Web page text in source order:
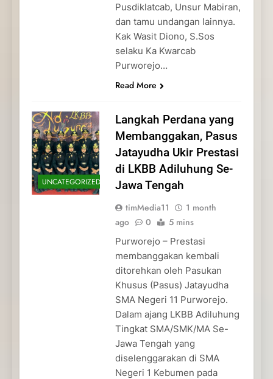
Pusdiklatcab, Unsur Mabiran,
dan tamu undangan lainnya.
Kak Wasit Diono, S.Sos
selaku Ka Kwarcab
Purworejo…
Read More
UNCATEGORIZED
Langkah Perdana yang
Membanggakan, Pasus
Jatayudha Ukir Prestasi
di LKBB Adiluhung Se-
Jawa Tengah
timMedia11
1 month
ago
0 5 mins
Purworejo – Prestasi
membanggakan kembali
ditorehkan oleh Pasukan
Khusus (Pasus) Jatayudha
SMA Negeri 11 Purworejo.
Dalam ajang LKBB Adiluhung
Tingkat SMA/SMK/MA Se-
Jawa Tengah yang
diselenggarakan di SMA
Negeri 1 Kebumen pada